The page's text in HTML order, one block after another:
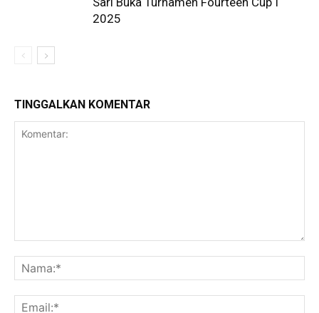
2025
TINGGALKAN KOMENTAR